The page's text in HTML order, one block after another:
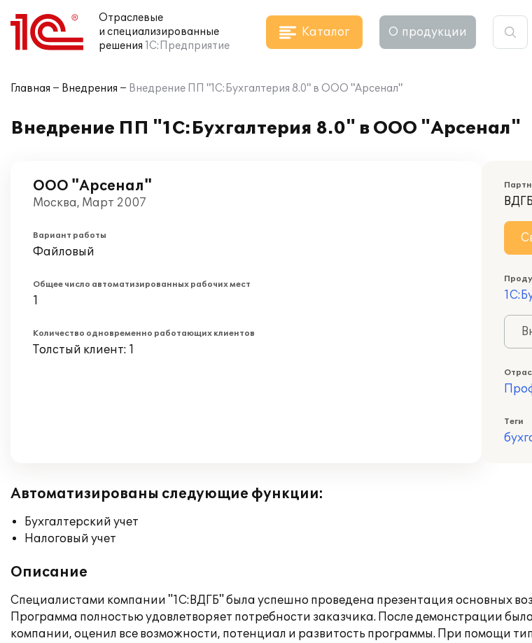
Отраслевые
и специализированные
решения 1С:Предприятие
Каталог О продукции
Главная Внедрения Внедрение ПП "1С:Бухгалтерия 8.0" в ООО "Арсенал"
Внедрение ПП "1С:Бухгалтерия 8.0" в ООО "Арсенал"
ООО "Арсенал"
Москва, Март 2007
Вариант работы
Файловый
Общее число автоматизированных рабочих мест
1
Количество одновременно работающих клиентов
Толстый клиент: 1
ВДГБ
Теги
Автоматизированы следующие функции:
Бухгалтерский учет
Налоговый учет
Описание
Специалистами компании "1С:ВДГБ" была успешно проведена презентация основных
Программа полностью удовлетворяет потребности заказчика. После демонстрации
компании, оценил все возможности, потенциал и развитость программы. При помощи